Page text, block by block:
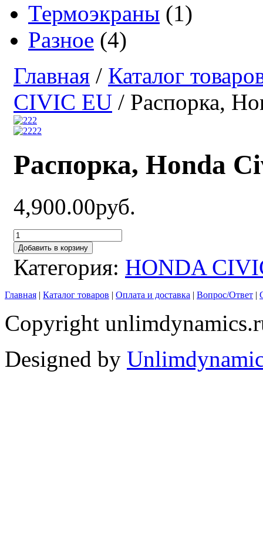
Термоэкраны (1)
Разное (4)
Главная / Каталог
CIVIC EU / Распорка,
Распорка, Honda
4,900.00руб.
Добавить в корзину
Категория: HONDA
Главная | Каталог товаров | Оплата и доставка | Вопрос/Ответ |
Copyright
Designed by